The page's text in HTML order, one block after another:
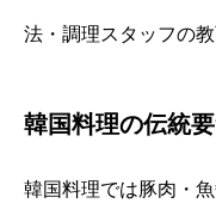
法・調理スタッフの
韓国料理の伝統
韓国料理では豚肉・